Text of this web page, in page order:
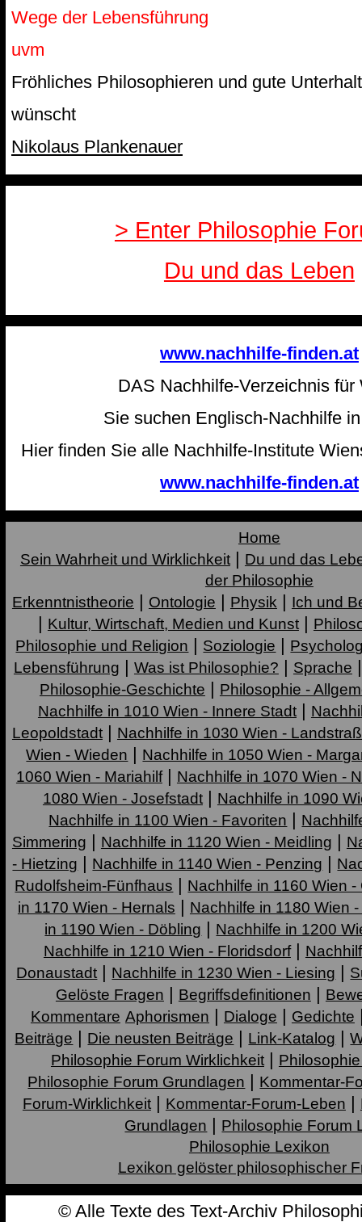
Wege der Lebensführung
uvm
Fröhliches Philosophieren und gute
wünscht
Nikolaus Plankenauer
> Enter Philosophie
Du und das Leben
www.nachhilfe-finden.at
DAS Nachhilfe-Verzeichnis für
Sie suchen Englisch-Nachhilfe
Hier finden Sie alle Nachhilfe-Institute
www.nachhilfe-finden.at
Home
Sein Wahrheit und Wirklichkeit|
Du und das
der Philosophie
Erkenntnistheorie
Ontologie Physik| Ich und
Kultur, Wirtschaft, Medien und Kunst|
Philosophie und Religion
Soziologie
Lebensführung
Was ist Philosophie? Sprache
Philosophie-Geschichte
Philosophie -
Nachhilfe in 1010 Wien - Innere Stadt|
Leopoldstadt|
Nachhilfe in 1030 Wien -
Wien - Wieden
Nachhilfe in 1050 Wien -
1060 Wien - Mariahilf|
Nachhilfe in 1070 Wien -
1080 Wien - Josefstadt|
Nachhilfe in 1090
Nachhilfe in 1100 Wien - Favoriten
Simmering
Nachhilfe in 1120 Wien - Meidling
- Hietzing
Nachhilfe in 1140 Wien - Penzing
Rudolfsheim-Fünfhaus
Nachhilfe in 1160 Wien -
in 1170 Wien - Hernals
Nachhilfe in 1180 Wien
in 1190 Wien - Döbling
Nachhilfe in 1200
Nachhilfe in 1210 Wien - Floridsdorf|
Donaustadt
Nachhilfe in 1230 Wien - Liesing
Gelöste Fragen
Begriffsdefinitionen
Kommentare Aphorismen Dialoge Gedichte
Beiträge Die neusten Beiträge Link-Katalog |
Philosophie Forum Wirklichkeit|
Philosophie Forum Grundlagen
Kommentar-
Forum-Wirklichkeit| Kommentar-Forum-Leben
Grundlagen
Philosophie Forum
Philosophie Lexikon
Lexikon gelöster philosophischer
© Alle Texte des Text-Archiv